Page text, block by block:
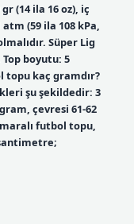
(14 ila 16 oz), iç
atm (59 ila 108 kPa,
Süper Lig
Top boyutu: 5
kaç gramdır?
şu şekildedir: 3
çevresi 61-62
futbol topu,